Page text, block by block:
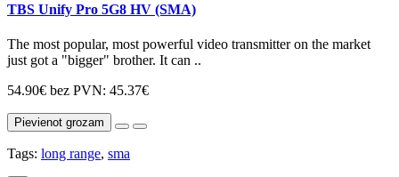
TBS Unify Pro 5G8 HV (SMA)
The most popular, most powerful video transmitter on the market
just got a "bigger" brother. It can ..
54.90€ bez PVN: 45.37€
Pievienot grozam
Tags: long range, sma